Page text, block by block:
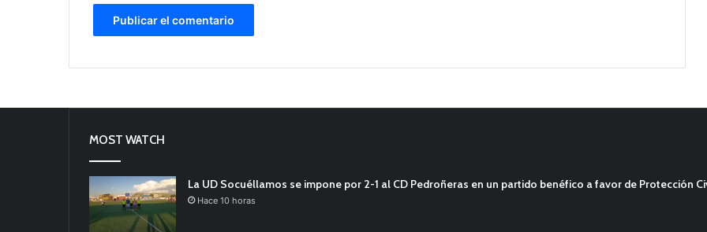
MOST WATCH
La UD Socuéllamos se impone por 2-1 al CD Pedroñeras en un partido benéfico a favor de Protección
Hace 10 horas